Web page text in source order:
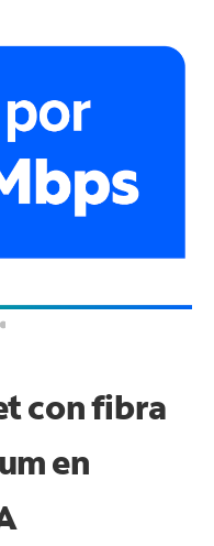
con fibra
en